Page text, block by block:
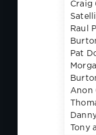
Craig
Raul
Pat
Anon
Tony